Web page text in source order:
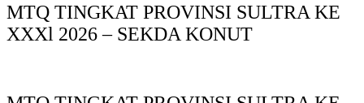
MTQ TINGKAT PROVINSI SULTRA KE
XXXl 2026 – SEKDA KONUT